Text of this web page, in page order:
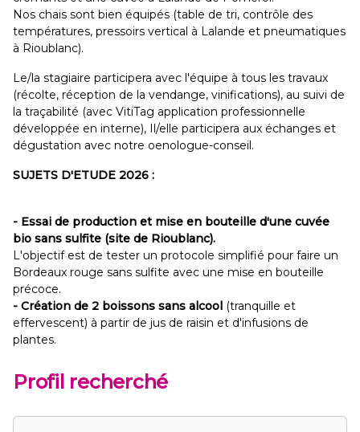
Nos chais sont bien équipés (table de tri, contrôle des
températures, pressoirs vertical à Lalande et pneumatiques
à Rioublanc).
Le/la stagiaire participera avec l'équipe à tous les travaux
(récolte, réception de la vendange, vinifications), au suivi de
la traçabilité (avec VitiTag application professionnelle
développée en interne), Il/elle participera aux échanges et
dégustation avec notre oenologue-conseil.
SUJETS D'ETUDE 2026 :
- Essai de production et mise en bouteille d'une cuvée
bio sans sulfite (site de Rioublanc).
L'objectif est de tester un protocole simplifié pour faire un
Bordeaux rouge sans sulfite avec une mise en bouteille
précoce.
- Création de 2 boissons sans alcool (tranquille et
effervescent) à partir de jus de raisin et d'infusions de
plantes.
Profil recherché